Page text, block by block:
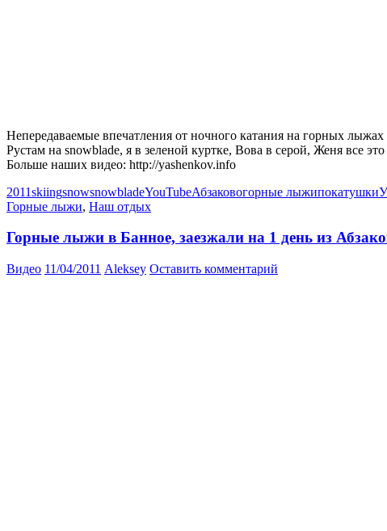
Непередаваемые впечатления от ночного катания на горных лыжах
Рустам на snowblade, я в зеленой куртке, Вова в серой, Женя все
Больше наших видео: http://yashenkov.info
2011skiingsnowsnowbladeYouTubeАбзаковогорные лыжипокатушки
Горные лыжи, Наш отдых
Горные лыжи в Банное, заезжали на 1 день из
Видео 11/04/2011 Aleksey Оставить комментарий